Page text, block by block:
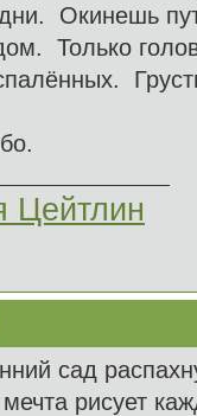
Окинешь
Только
Цейтлин
сад
рисует